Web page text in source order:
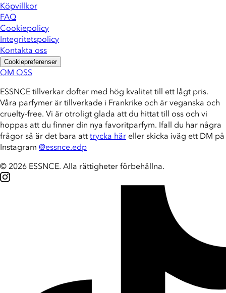
Köpvillkor
FAQ
Cookiepolicy
Integritetspolicy
Kontakta oss
Cookiepreferenser
OM OSS
ESSNCE tillverkar dofter med hög kvalitet till ett lågt pris.
Våra parfymer är tillverkade i Frankrike och är veganska och
cruelty-free. Vi är otroligt glada att du hittat till oss och vi
hoppas att du finner din nya favoritparfym. Ifall du har några
frågor så är det bara atttrycka här eller skicka iväg ett DM på
Instagram @essnce.edp
© 2026 ESSNCE. Alla rättigheter förbehållna.